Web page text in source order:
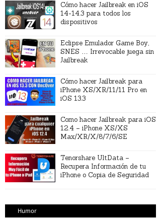
Cómo hacer Jailbreak en iOS
14-14.3 para todos los
dispositivos
Eclipse Emulador Game Boy,
SNES … Irrevocable juega sin
Jailbreak
Cómo hacer Jailbreak para
iPhone XS/XR/11/11 Pro en
iOS 13.3
Como hacer Jailbreak para iOS
12.4 – iPhone XS/XS
Max/XR/X/8/7/6/SE
Tenorshare UltData –
Recupera Información de tu
iPhone o Copia de Seguridad
Humor